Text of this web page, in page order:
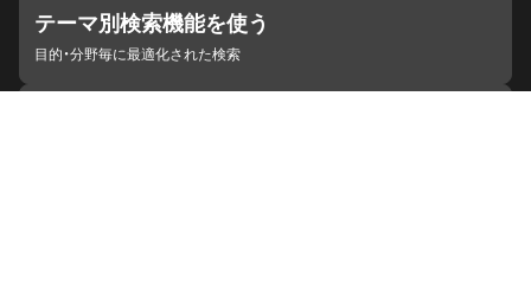
テーマ別検索機能を使う
目的・分野毎に最適化された検索